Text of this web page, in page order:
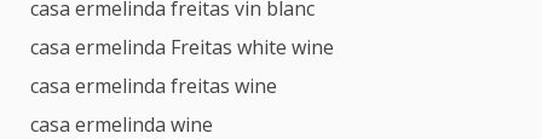
casa ermelinda freitas vin blanc
casa ermelinda Freitas white wine
casa ermelinda freitas wine
casa ermelinda wine